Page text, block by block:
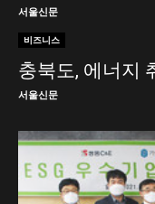
서울신문
비즈니스
충북도, 에너지
서울신문